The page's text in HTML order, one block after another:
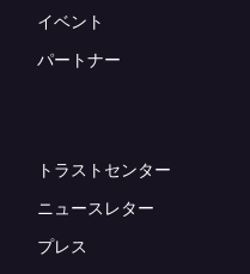
イベント
パートナー
トラストセンター
ニュースレター
プレス